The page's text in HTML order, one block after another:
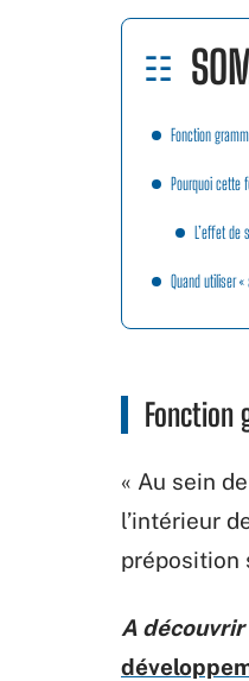
Fonction
Pourquoi cette
L’effet de
Quand utiliser
Fonction
« Au sein
l’intérieur
préposition
A